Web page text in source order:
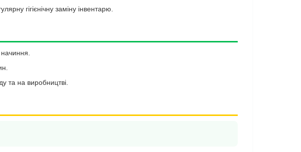
гігієнічну заміну інвентарю.
та на виробництві.